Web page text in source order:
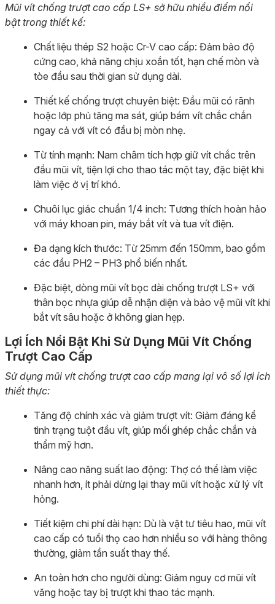
Mũi vít chống trượt cao cấp LS+ sở hữu nhiều điểm nổi
bật trong thiết kế:
Chất liệu thép S2 hoặc Cr-V cao cấp: Đảm bảo độ
cứng cao, khả năng chịu xoắn tốt, hạn chế mòn và
tòe đầu sau thời gian sử dụng dài.
Thiết kế chống trượt chuyên biệt: Đầu mũi có rãnh
hoặc lớp phủ tăng ma sát, giúp bám vít chắc chắn
ngay cả với vít có đầu bị mòn nhẹ.
Từ tính mạnh: Nam châm tích hợp giữ vít chắc trên
đầu mũi vít, tiện lợi cho thao tác một tay, đặc biệt khi
làm việc ở vị trí khó.
Chuôi lục giác chuẩn 1/4 inch: Tương thích hoàn hảo
với máy khoan pin, máy bắt vít và tua vít điện.
Đa dạng kích thước: Từ 25mm đến 150mm, bao gồm
các đầu PH2 – PH3 phổ biến nhất.
Đặc biệt, dòng mũi vít bọc dài chống trượt LS+ với
thân bọc nhựa giúp dễ nhận diện và bảo vệ mũi vít khi
bắt vít sâu hoặc ở không gian hẹp.
Lợi Ích Nổi Bật Khi Sử Dụng Mũi Vít Chống
Trượt Cao Cấp
Sử dụng mũi vít chống trượt cao cấp mang lại vô số lợi ích
thiết thực:
Tăng độ chính xác và giảm trượt vít: Giảm đáng kể
tình trạng tuột đầu vít, giúp mối ghép chắc chắn và
thẩm mỹ hơn.
Nâng cao năng suất lao động: Thợ có thể làm việc
nhanh hơn, ít phải dừng lại thay mũi vít hoặc xử lý vít
hỏng.
Tiết kiệm chi phí dài hạn: Dù là vật tư tiêu hao, mũi vít
cao cấp có tuổi thọ cao hơn nhiều so với hàng thông
thường, giảm tần suất thay thế.
An toàn hơn cho người dùng: Giảm nguy cơ mũi vít
văng hoặc tay bị trượt khi thao tác mạnh.